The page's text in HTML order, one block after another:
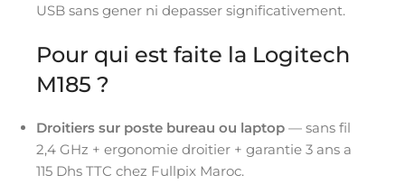
USB sans gener ni depasser significativement.
Pour qui est faite la Logitech
M185 ?
Droitiers sur poste bureau ou laptop — sans fil
2,4 GHz + ergonomie droitier + garantie 3 ans a
115 Dhs TTC chez Fullpix Maroc.